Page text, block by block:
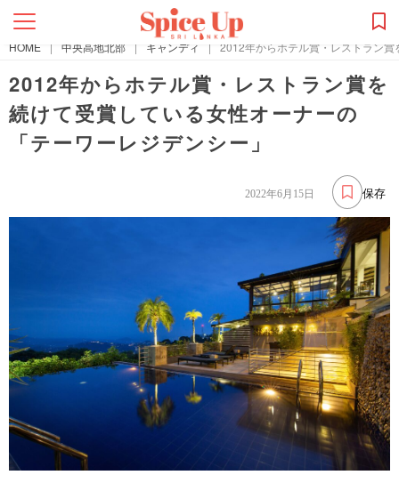
HOME | 中央高地北部 | キャンディ | 2012年からホテル賞・レストラン
2012年からホテル賞・レストラン賞を
続けて受賞している女性オーナーの
「テーワーレジデンシー」
保存
2022年6月15日